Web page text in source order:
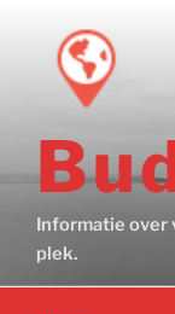
Informatie over
plek.